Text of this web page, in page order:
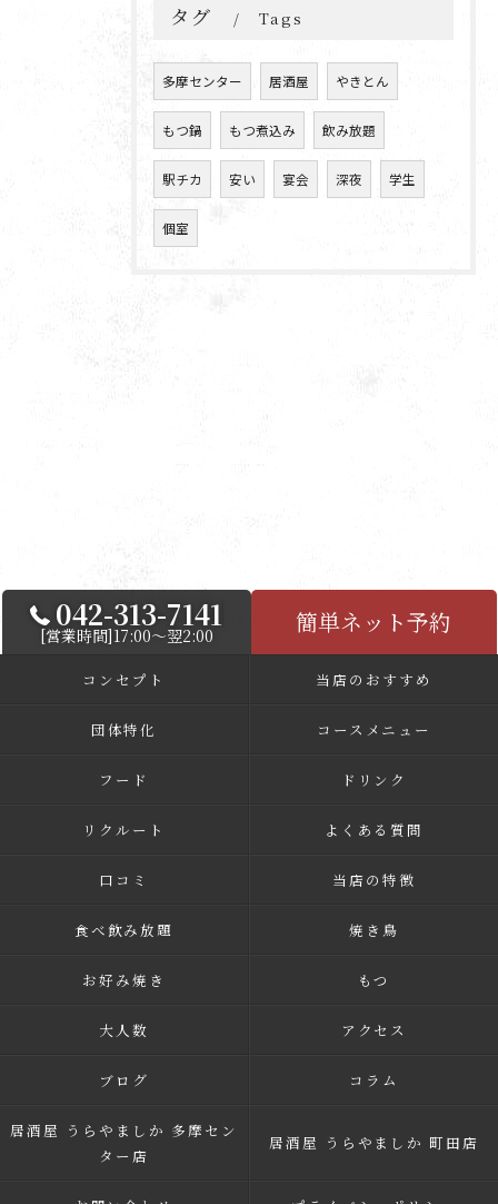
タグ Tags
多摩センター 居酒屋 やきとん
もつ鍋 もつ煮込み 飲み放題
駅チカ 安い 宴会 深夜 学生
個室
042-313-7141
[営業時間]17:00～翌2:00 簡単ネット予約
コンセプト 当店のおすすめ
団体特化 コースメニュー
フード ドリンク
リクルート よくある質問
口コミ 当店の特徴
食べ飲み放題 焼き鳥
お好み焼き もつ
大人数 アクセス
ブログ コラム
居酒屋 うらやましか 多摩セン
ター店
居酒屋 うらやましか 町田店